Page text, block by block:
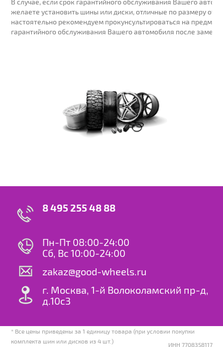
В случае, если срок гарантийного обслуживания Вашего
желаете установить шины или диски, отличные по размеру от
настоятельно рекомендуем прокунсультироваться на предмет
гарантийного обслуживания Вашего автомобиля после
8 495 255 48 88
Пн-Пт 08:00-24:00
Сб, Вс 10:00-24:00
zakaz@good-wheels.ru
г. Москва, 1-й Волоколамский пр-д,
д.10с3
* Все цены приведены за 1 единицу товара (при условии покупки
комплекта шин или дисков из 4 шт.)
ИНН 7708358117